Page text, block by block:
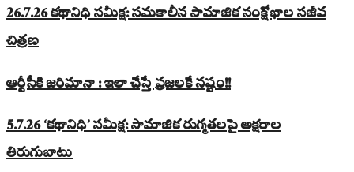
26.7.26 కథానిధి సమీక్ష: సమకాలీన సామాజిక సంక్షోభాల సజీవ
చిత్రణ
ఆర్టీసీకి జరిమానా : ఇలా చేస్తే ప్రజలకే నష్టం!!
5.7.26 ‘కథానిధి’ సమీక్ష: సామాజిక రుగ్మతలపై అక్షరాల
తిరుగుబాటు